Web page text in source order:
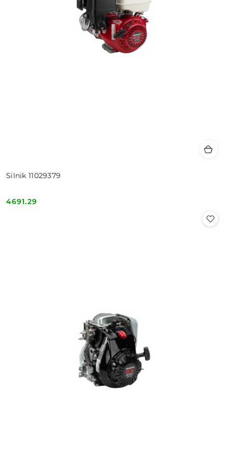
Silnik 11029379
Cena:
4691.29